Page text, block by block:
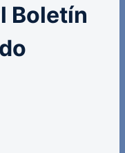
Boletín